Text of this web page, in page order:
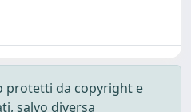
protetti da copyright e
salvo diversa